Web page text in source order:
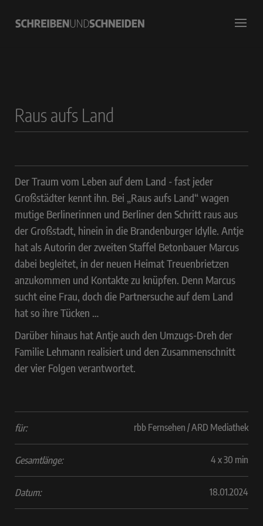
Raus aufs Land
Der Traum vom Leben auf dem Land - fast jeder
Großstädter kennt ihn. Bei „Raus aufs Land“ wagen
mutige Berlinerinnen und Berliner den Schritt raus aus
der Großstadt, hinein in die Brandenburger Idylle. Antje
hat als Autorin der zweiten Staffel Betonbauer Marcus
dabei begleitet, in der neuen Heimat Treuenbrietzen
anzukommen und Kontakte zu knüpfen. Denn Marcus
sucht eine Frau, doch die Partnersuche auf dem Land
hat so ihre Tücken …
Darüber hinaus hat Antje auch den Umzugs-Dreh der
Familie Lehmann realisiert und den Zusammenschnitt
der vier Folgen verantwortet.
für: rbb Fernsehen / ARD Mediathek
Gesamtlänge: 4 x 30 min
Datum: 18.01.2024